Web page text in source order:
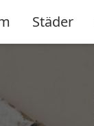
Städer